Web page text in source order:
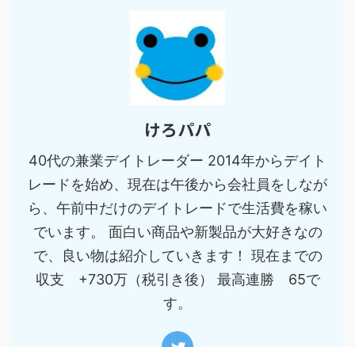
けろパパ
40代の兼業デイトレーダー 2014年からデイト
レードを始め、現在は午後から会社員をしなが
ら、午前中だけのデイトレードで生活費を稼い
でいます。 面白い商品や新製品が大好きなの
で、良い物は紹介していきます！ 現在までの
収支 +730万（税引き後） 最高連勝 65で
す。